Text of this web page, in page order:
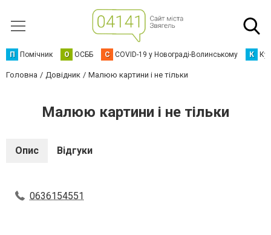
П Помічник О ОСББ C COVID-19 у Новограді-Волинському К
Головна Довідник Малюю картини і не тільки
Малюю картини і не тільки
Опис Відгуки
0636154551